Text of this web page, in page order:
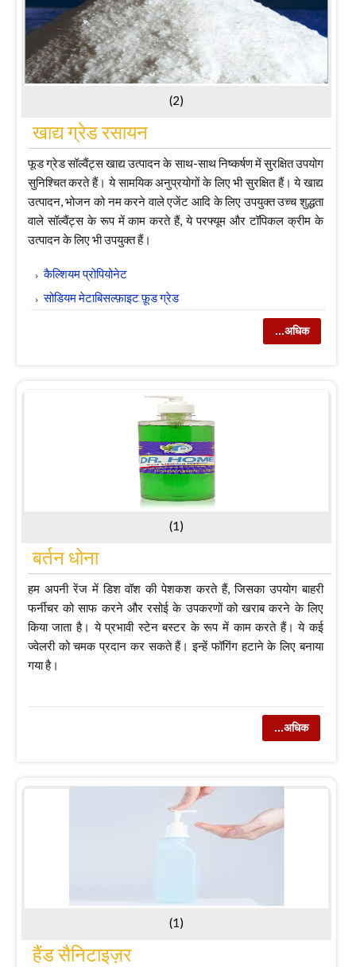
(2)
खाद्य ग्रेड रसायन
फूड ग्रेड सॉल्वैंट्स खाद्य उत्पादन के साथ-साथ निष्कर्षण में सुरक्षित उपयोग
सुनिश्चित करते हैं। ये सामयिक अनुप्रयोगों के लिए भी सुरक्षित हैं। ये खाद्य
उत्पादन, भोजन को नम करने वाले एजेंट आदि के लिए उपयुक्त उच्च शुद्धता
वाले सॉल्वैंट्स के रूप में काम करते हैं, ये परफ्यूम और टॉपिकल क्रीम के
उत्पादन के लिए भी उपयुक्त हैं।
कैल्शियम प्रोपियोनेट
सोडियम मेटाबिसल्फ़ाइट फ़ूड ग्रेड
...अधिक
(1)
बर्तन धोना
हम अपनी रेंज में डिश वॉश की पेशकश करते हैं, जिसका उपयोग बाहरी
फर्नीचर को साफ करने और रसोई के उपकरणों को खराब करने के लिए
किया जाता है। ये प्रभावी स्टेन बस्टर के रूप में काम करते हैं। ये कई
ज्वेलरी को चमक प्रदान कर सकते हैं। इन्हें फॉगिंग हटाने के लिए बनाया
गया है।
...अधिक
(1)
हैंड सैनिटाइज़र